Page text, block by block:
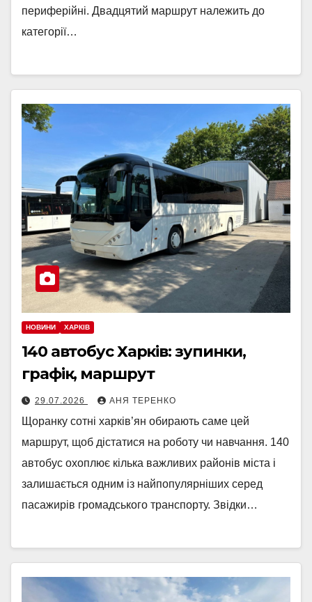
периферійні. Двадцятий маршрут належить до
категорії…
НОВИНИ ХАРКІВ
140 автобус Харків: зупинки,
графік, маршрут
29.07.2026 АНЯ ТЕРЕНКО
Щоранку сотні харків’ян обирають саме цей
маршрут, щоб дістатися на роботу чи навчання. 140
автобус охоплює кілька важливих районів міста і
залишається одним із найпопулярніших серед
пасажирів громадського транспорту. Звідки…